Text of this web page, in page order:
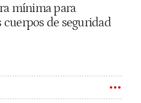
mínima para
cuerpos de seguridad